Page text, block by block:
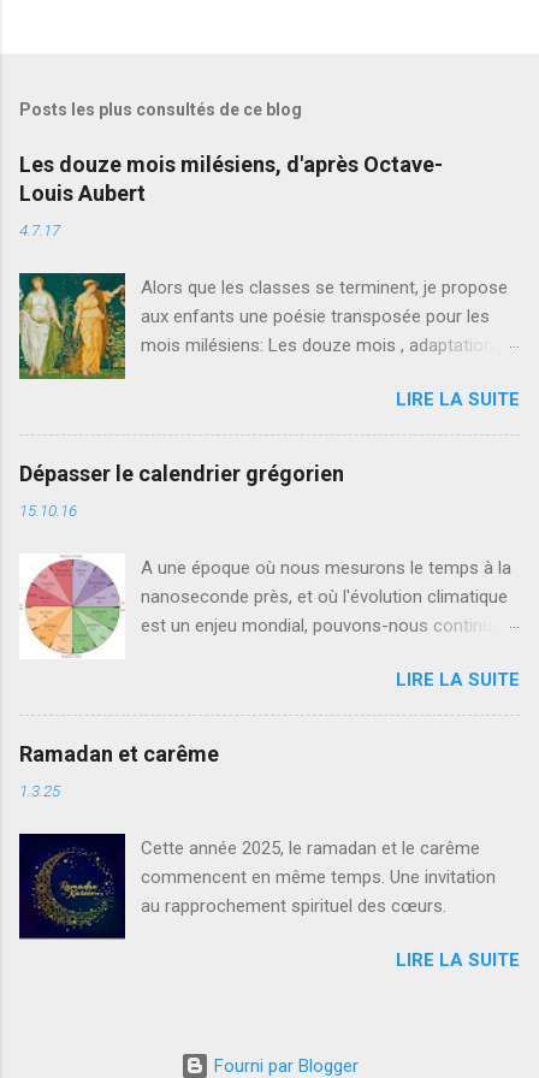
Posts les plus consultés de ce blog
Les douze mois milésiens, d'après Octave-
Louis Aubert
4.7.17
Alors que les classes se terminent, je propose
aux enfants une poésie transposée pour les
mois milésiens: Les douze mois , adaptation
(1870-1944). Première pièce d'un édifice
nouveau en vue de construire la culture de
calendrier des enfants de demain.
LIRE LA SUITE
Dépasser le calendrier grégorien
15.10.16
A une époque où nous mesurons le temps à la
nanoseconde près, et où l'évolution climatique
est un enjeu mondial, pouvons-nous continuer
calendrier vieux de 2000 ans, aux mois inégaux,
en décalage de phase par rapport aux solstices,
et compliquant les calculs de conversion ?
grégorien, dont le premier jour a été le 15
octobre 1582 à Rome. La veille de ce 15
octobre était le 4 octobre 1582 du calendrier
LIRE LA SUITE
Ramadan et carême
1.3.25
Cette année 2025, le ramadan et le carême
commencent en même temps. Une invitation
au rapprochement spirituel des cœurs.
LIRE LA SUITE
Fourni par Blogger